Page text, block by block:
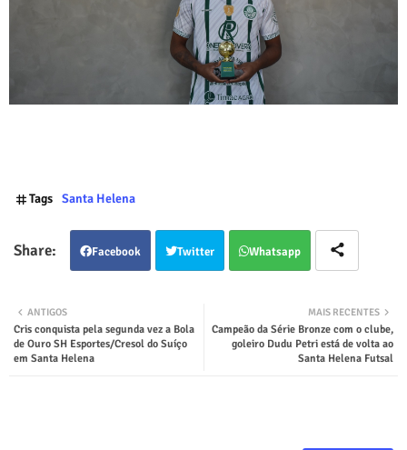
Tags Santa Helena
Facebook Twitter Whatsapp
MAIS RECENTES
Campeão da Série Bronze com o clube,
goleiro Dudu Petri está de volta ao
Santa Helena Futsal
ANTIGOS
Cris conquista pela segunda vez a Bola
de Ouro SH Esportes/Cresol do Suíço
em Santa Helena